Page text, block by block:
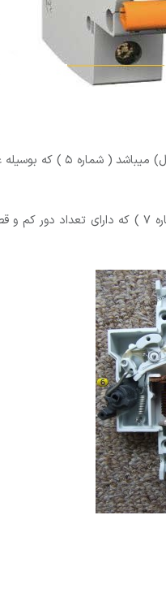
1-عملکرد بیمتالی برای حفاظت
2-عملکرد مغناطیسی جهت حفاظت از اتصال کوتاه(همچنین